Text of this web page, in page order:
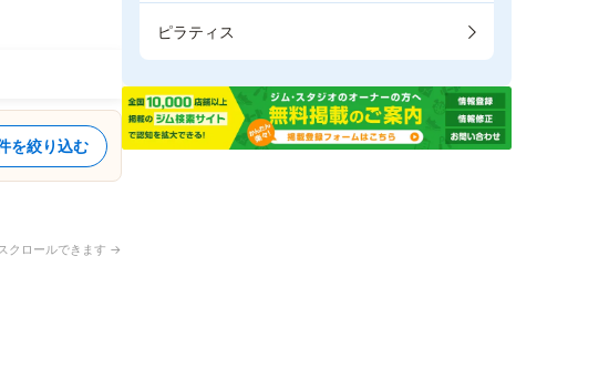
を絞り込む
クロールできます →
ピラティス